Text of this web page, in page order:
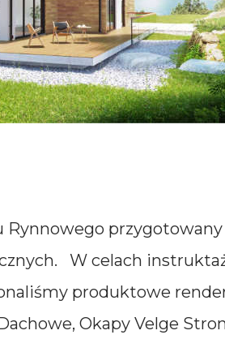
W celach
produktowe
Okapy Velge